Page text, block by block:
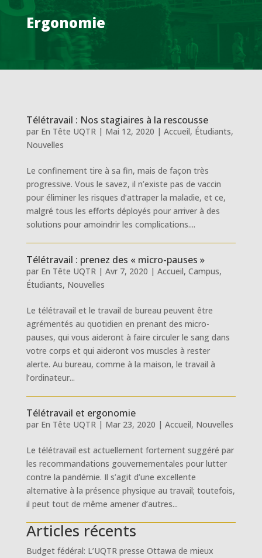
Ergonomie
Télétravail : Nos stagiaires à la rescousse
par En Tête UQTR| Mai 12, 2020 | Accueil, Étudiants,
Nouvelles
Le confinement tire à sa fin, mais de façon très
progressive. Vous le savez, il n’existe pas de vaccin
pour éliminer les risques d’attraper la maladie, et ce,
malgré tous les efforts déployés pour arriver à des
solutions pour amoindrir les complications....
Télétravail : prenez des « micro-pauses »
par En Tête UQTR| Avr 7, 2020 | Accueil, Campus,
Étudiants, Nouvelles
Le télétravail et le travail de bureau peuvent être
agrémentés au quotidien en prenant des micro-
pauses, qui vous aideront à faire circuler le sang dans
votre corps et qui aideront vos muscles à rester
alerte. Au bureau, comme à la maison, le travail à
l’ordinateur...
Télétravail et ergonomie
par En Tête UQTR| Mar 23, 2020 | Accueil, Nouvelles
Le télétravail est actuellement fortement suggéré par
les recommandations gouvernementales pour lutter
contre la pandémie. Il s’agit d’une excellente
alternative à la présence physique au travail; toutefois,
il peut tout de même amener d’autres...
Articles récents
Budget fédéral: L’UQTR presse Ottawa de mieux